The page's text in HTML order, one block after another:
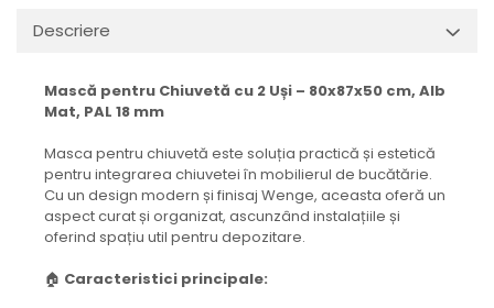
Descriere
Mască pentru Chiuvetă cu 2 Uși – 80x87x50 cm, Alb
Mat, PAL 18 mm
Masca pentru chiuvetă este soluția practică și estetică
pentru integrarea chiuvetei în mobilierul de bucătărie.
Cu un design modern și finisaj Wenge, aceasta oferă un
aspect curat și organizat, ascunzând instalațiile și
oferind spațiu util pentru depozitare.
🏠 Caracteristici principale: